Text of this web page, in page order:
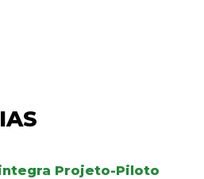
integra Projeto-Piloto